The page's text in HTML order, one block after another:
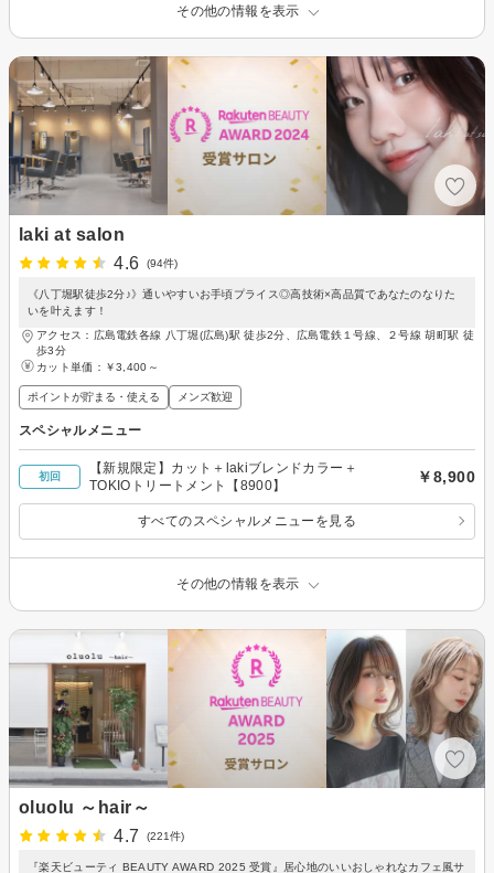
その他の情報を表示
laki at salon
4.6
(94件)
《八丁堀駅徒歩2分♪》通いやすいお手頃プライス◎高技術×高品質であなたのなりた
いを叶えます！
アクセス：広島電鉄各線 八丁堀(広島)駅 徒歩2分、広島電鉄１号線、２号線 胡町駅 徒
歩3分
カット単価： ￥3,400～
ポイントが貯まる・使える メンズ歓迎
スペシャルメニュー
初回
【新規限定】カット＋lakiブレンドカラー＋
TOKIOトリートメント【8900】
￥8,900
すべてのスペシャルメニューを見る
その他の情報を表示
oluolu ～hair～
4.7
(221件)
『楽天ビューティ BEAUTY AWARD 2025 受賞』居心地のいいおしゃれなカフェ風サ